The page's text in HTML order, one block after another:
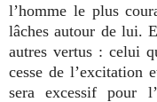
l’homme le plus
lâches autour de lui.
autres vertus : celui
cesse de l’excitation
sera excessif pour